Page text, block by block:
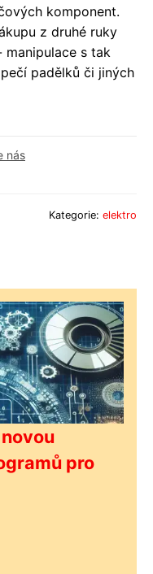
komponent.
z druhé ruky
manipulace s tak
padělků či jiných
nás
Kategorie: elektro
pro